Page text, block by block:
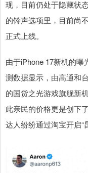
现，目前仍处于隐藏状
的铃声选项里，目前尚
正式上线。
由于iPhone 17新机的
测数据显示，由高通和
的国货之光游戏旗舰新
此亲民的价格更是创下
达人纷纷通过淘宝开启“